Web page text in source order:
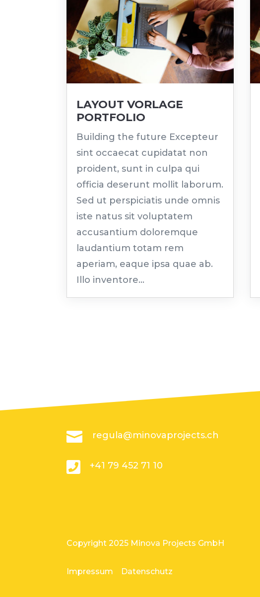
LAYOUT VORLAGE
PORTFOLIO
Building the future Excepteur
sint occaecat cupidatat non
proident, sunt in culpa qui
officia deserunt mollit laborum.
Sed ut perspiciatis unde omnis
iste natus sit voluptatem
accusantium doloremque
laudantium totam rem
aperiam, eaque ipsa quae ab.
Illo inventore...
 regula@minovaprojects.ch
 +41 79 452 71 10
Copyright 2025 Minova Projects GmbH
Impressum Datenschutz